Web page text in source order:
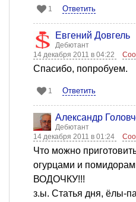
1 Ответить
Евгений Довгель
Дебютант
14 декабря 2011 в 04:22
Спасибо, попробуем.
1 Ответить
Александр
Дебютант
14 декабря 2011 в 01:24
Что можно
огурцами и
ВОДОЧКУ!!!
з.ы. Статья дня, ёлы-